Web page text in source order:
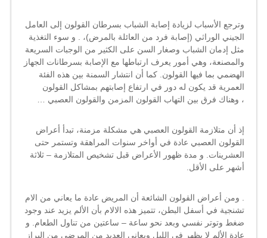
وترجع الأسباب لزيادة إصابة الشباب بسرطان القولون إلى العامل
الجيني الوراثي (إصابة فرد من العائلة بالمرض)، . و سوء التغذية
مثل إدمان الشباب وصغار السن على الكثير من الوجبات السريعة
والمصنعة، وهي أمور يعرف ارتباطها مع الإصابة بسرطانات الجهاز
الهضمي بما فيها القولون. كما أن انتشار السمنة بين هذه الفئة
العمرية قد يكون له دور في ارتفاع إصابتهم بمشاكل القولون
، وهناك فرق بين التهاب القولون المزمن والقولون العصبي …
إذ أن متلازمة القولون العصبي هي مشكلة مزمنة، تبدأ أعراض
القولون العصبي عادة في أواخر سنوات المراهقة وتستمر حتى
العشرينات. و مدة ظهور الأعراض قبل تشخيص المتلازمة – ثلاثة
أشهر على الأقل.
. ومن أعراض القولون الشائعة أن المريض عادة ما يعاني من الام
تشنجية في أسفل البطن، تتميز هذه الالام بأن الألم يزيد عند وجود
ضغط وتوتر نفسي وبعد نحو ساعة – ساعتين من تناول الطعام. و
عادة الألم لا يظهر في الليل ويعاني العديد من المرضى من البراز